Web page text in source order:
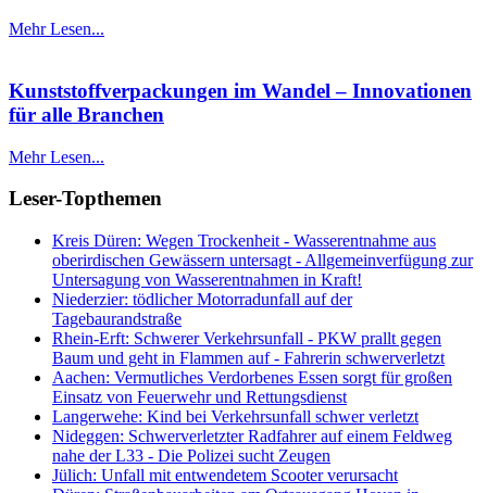
Mehr Lesen...
Kunststoffverpackungen im Wandel – Innovationen
für alle Branchen
Mehr Lesen...
Leser-Topthemen
Kreis Düren: Wegen Trockenheit - Wasserentnahme aus
oberirdischen Gewässern untersagt - Allgemeinverfügung zur
Untersagung von Wasserentnahmen in Kraft!
Niederzier: tödlicher Motorradunfall auf der
Tagebaurandstraße
Rhein-Erft: Schwerer Verkehrsunfall - PKW prallt gegen
Baum und geht in Flammen auf - Fahrerin schwerverletzt
Aachen: Vermutliches Verdorbenes Essen sorgt für großen
Einsatz von Feuerwehr und Rettungsdienst
Langerwehe: Kind bei Verkehrsunfall schwer verletzt
Nideggen: Schwerverletzter Radfahrer auf einem Feldweg
nahe der L33 - Die Polizei sucht Zeugen
Jülich: Unfall mit entwendetem Scooter verursacht